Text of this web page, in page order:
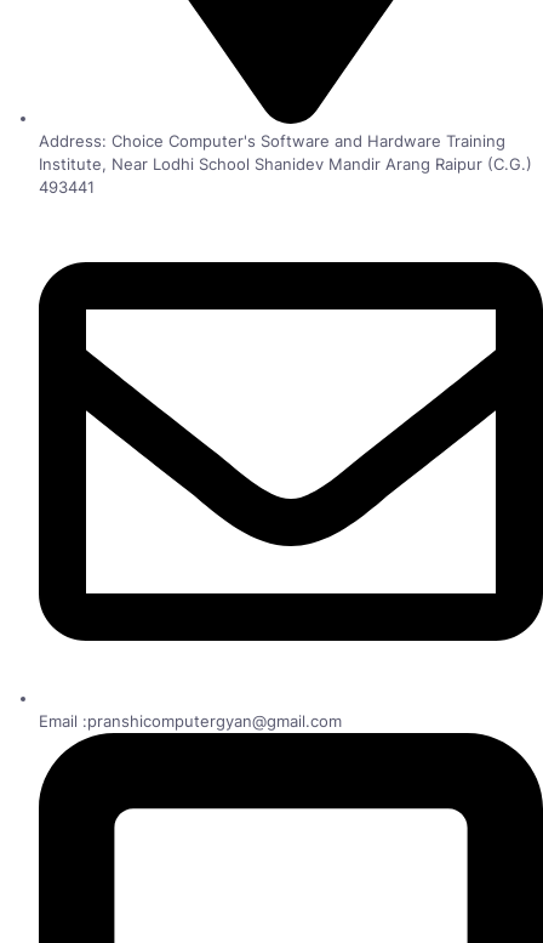
Address: Choice Computer's Software and Hardware Training
Institute, Near Lodhi School Shanidev Mandir Arang Raipur (C.G.)
493441
Email :pranshicomputergyan@gmail.com